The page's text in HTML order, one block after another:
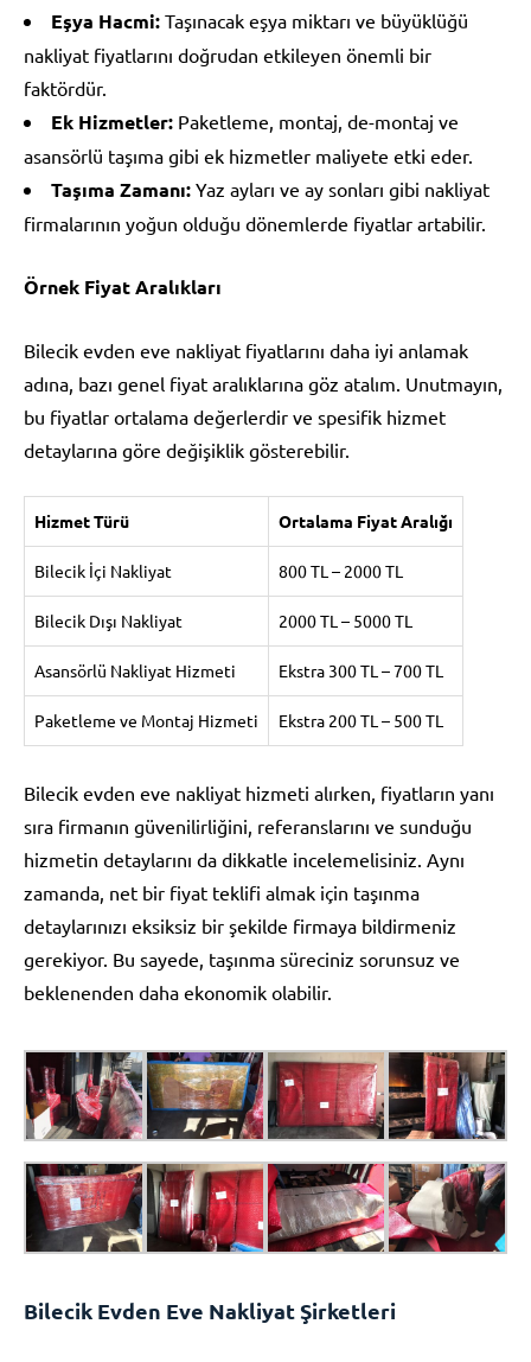
Eşya Hacmi: Taşınacak eşya miktarı ve büyüklüğü
nakliyat fiyatlarını doğrudan etkileyen önemli bir
faktördür.
Ek Hizmetler: Paketleme, montaj, de-montaj ve
asansörlü taşıma gibi ek hizmetler maliyete etki eder.
Taşıma Zamanı: Yaz ayları ve ay sonları gibi nakliyat
firmalarının yoğun olduğu dönemlerde fiyatlar artabilir.
Örnek Fiyat Aralıkları
Bilecik evden eve nakliyat fiyatlarını daha iyi anlamak
adına, bazı genel fiyat aralıklarına göz atalım. Unutmayın,
bu fiyatlar ortalama değerlerdir ve spesifik hizmet
detaylarına göre değişiklik gösterebilir.
Hizmet Türü Ortalama Fiyat Aralığı
Bilecik İçi Nakliyat 800 TL – 2000 TL
Bilecik Dışı Nakliyat 2000 TL – 5000 TL
Asansörlü Nakliyat Hizmeti Ekstra 300 TL – 700 TL
Paketleme ve Montaj Hizmeti Ekstra 200 TL – 500 TL
Bilecik evden eve nakliyat hizmeti alırken, fiyatların yanı
sıra firmanın güvenilirliğini, referanslarını ve sunduğu
hizmetin detaylarını da dikkatle incelemelisiniz. Aynı
zamanda, net bir fiyat teklifi almak için taşınma
detaylarınızı eksiksiz bir şekilde firmaya bildirmeniz
gerekiyor. Bu sayede, taşınma süreciniz sorunsuz ve
beklenenden daha ekonomik olabilir.
Bilecik Evden Eve Nakliyat Şirketleri